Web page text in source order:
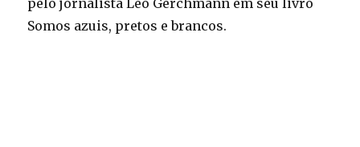
pelo jornalista Léo Gerchmann em seu livro
Somos azuis, pretos e brancos.